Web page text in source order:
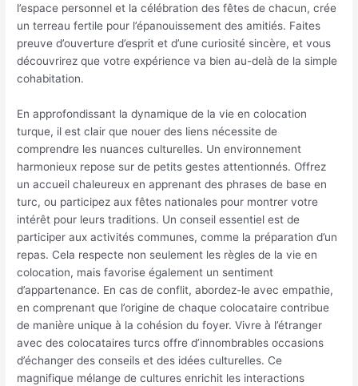
l’espace personnel et la célébration des fêtes de chacun, crée
un terreau fertile pour l’épanouissement des amitiés. Faites
preuve d’ouverture d’esprit et d’une curiosité sincère, et vous
découvrirez que votre expérience va bien au-delà de la simple
cohabitation.
En approfondissant la dynamique de la vie en colocation
turque, il est clair que nouer des liens nécessite de
comprendre les nuances culturelles. Un environnement
harmonieux repose sur de petits gestes attentionnés. Offrez
un accueil chaleureux en apprenant des phrases de base en
turc, ou participez aux fêtes nationales pour montrer votre
intérêt pour leurs traditions. Un conseil essentiel est de
participer aux activités communes, comme la préparation d’un
repas. Cela respecte non seulement les règles de la vie en
colocation, mais favorise également un sentiment
d’appartenance. En cas de conflit, abordez-le avec empathie,
en comprenant que l’origine de chaque colocataire contribue
de manière unique à la cohésion du foyer. Vivre à l’étranger
avec des colocataires turcs offre d’innombrables occasions
d’échanger des conseils et des idées culturelles. Ce
magnifique mélange de cultures enrichit les interactions